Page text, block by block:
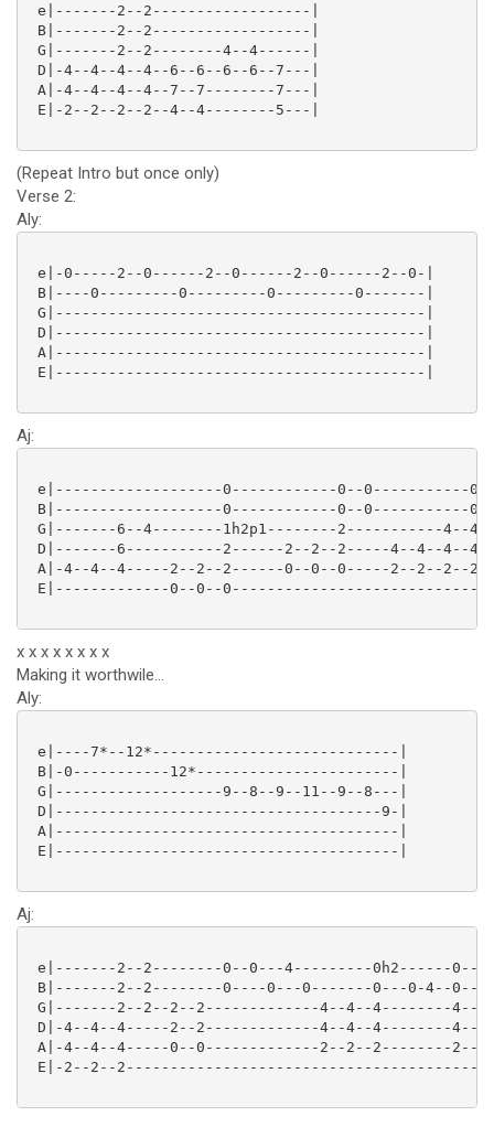
e|-------2--2------------------|
B|-------2--2------------------|
G|-------2--2--------4--4------|
D|-4--4--4--4--6--6--6--6--7---|
A|-4--4--4--4--7--7--------7---|
E|-2--2--2--2--4--4--------5---|
(Repeat Intro but once only)
Verse 2:
Aly:
e|-0-----2--0------2--0------2--0------2--0-|
B|----0---------0---------0---------0-------|
G|------------------------------------------|
D|------------------------------------------|
A|------------------------------------------|
E|------------------------------------------|
Aj:
e|-------------------0------------0--0-----------0-
B|-------------------0------------0--0-----------0-
G|-------6--4--------1h2p1--------2-----------4--4-
D|-------6-----------2------2--2--2-----4--4--4--4-
A|-4--4--4-----2--2--2------0--0--0-----2--2--2--2-
E|-------------0--0--0-----------------------------
x x x x x x x x
Making it worthwile...
Aly:
e|----7*--12*----------------------------|
B|-0-----------12*-----------------------|
G|-------------------9--8--9--11--9--8---|
D|-------------------------------------9-|
A|---------------------------------------|
E|---------------------------------------|
Aj:
e|-------2--2--------0--0---4---------0h2------0--
B|-------2--2--------0----0---0-------0---0-4--0--
G|-------2--2--2--2-------------4--4--4--------4--
D|-4--4--4-----2--2-------------4--4--4--------4--
A|-4--4--4-----0--0-------------2--2--2--------2--
E|-2--2--